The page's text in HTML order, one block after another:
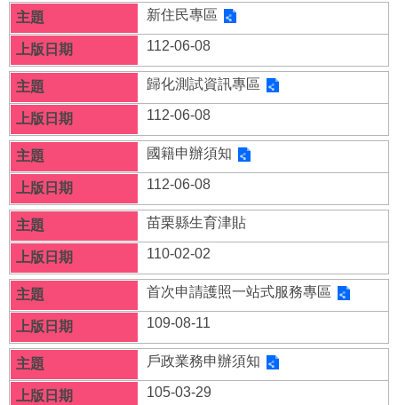
新住民專區
112-06-08
歸化測試資訊專區
112-06-08
國籍申辦須知
112-06-08
苗栗縣生育津貼
110-02-02
首次申請護照一站式服務專區
109-08-11
戶政業務申辦須知
105-03-29